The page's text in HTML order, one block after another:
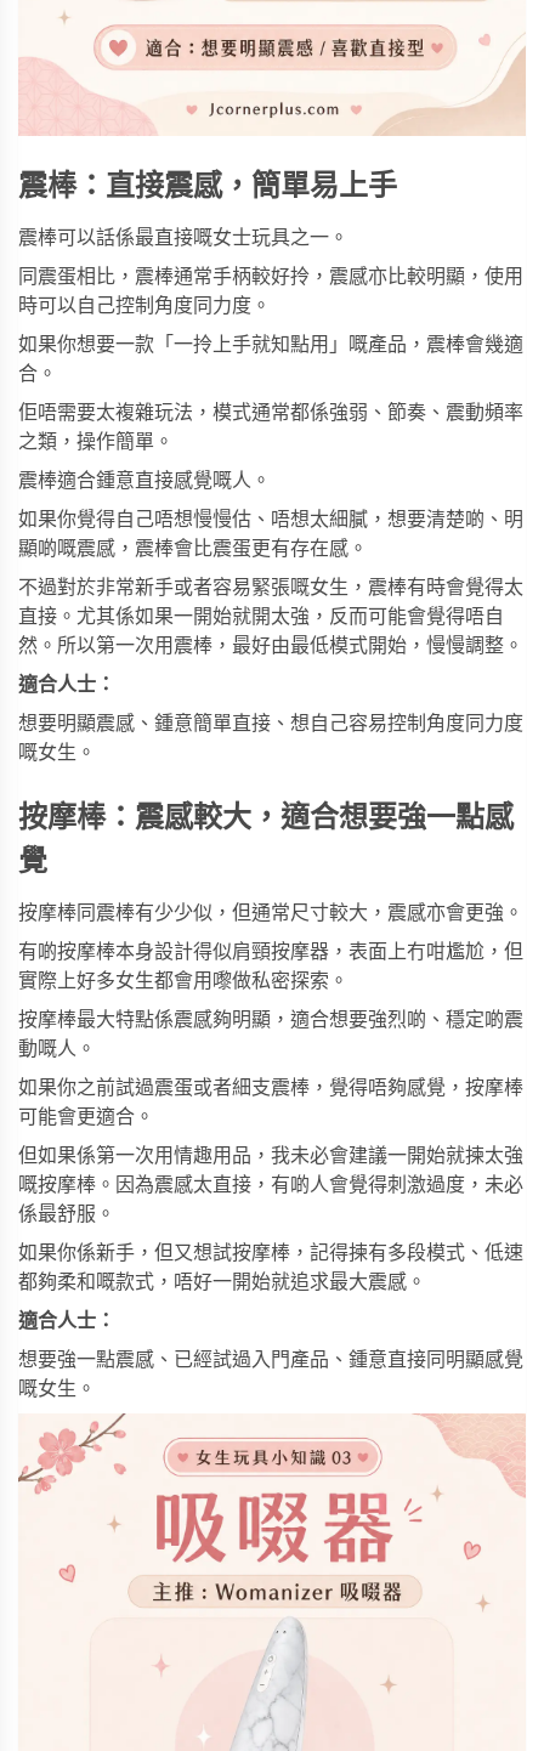
震棒：直接震感，簡單易上手
震棒可以話係最直接嘅女士玩具之一。
同震蛋相比，震棒通常手柄較好拎，震感亦比較明顯，使用
時可以自己控制角度同力度。
如果你想要一款「一拎上手就知點用」嘅產品，震棒會幾適
合。
佢唔需要太複雜玩法，模式通常都係強弱、節奏、震動頻率
之類，操作簡單。
震棒適合鍾意直接感覺嘅人。
如果你覺得自己唔想慢慢估、唔想太細膩，想要清楚啲、明
顯啲嘅震感，震棒會比震蛋更有存在感。
不過對於非常新手或者容易緊張嘅女生，震棒有時會覺得太
直接。尤其係如果一開始就開太強，反而可能會覺得唔自
然。所以第一次用震棒，最好由最低模式開始，慢慢調整。
適合人士：
想要明顯震感、鍾意簡單直接、想自己容易控制角度同力度
嘅女生。
按摩棒：震感較大，適合想要強一點感
覺
按摩棒同震棒有少少似，但通常尺寸較大，震感亦會更強。
有啲按摩棒本身設計得似肩頸按摩器，表面上冇咁尷尬，但
實際上好多女生都會用嚟做私密探索。
按摩棒最大特點係震感夠明顯，適合想要強烈啲、穩定啲震
動嘅人。
如果你之前試過震蛋或者細支震棒，覺得唔夠感覺，按摩棒
可能會更適合。
但如果係第一次用情趣用品，我未必會建議一開始就揀太強
嘅按摩棒。因為震感太直接，有啲人會覺得刺激過度，未必
係最舒服。
如果你係新手，但又想試按摩棒，記得揀有多段模式、低速
都夠柔和嘅款式，唔好一開始就追求最大震感。
適合人士：
想要強一點震感、已經試過入門產品、鍾意直接同明顯感覺
嘅女生。